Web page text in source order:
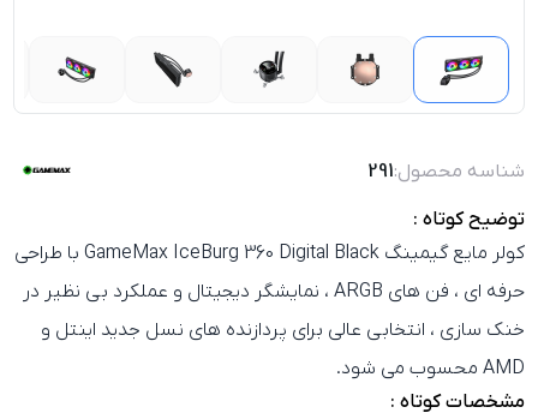
شناسه محصول:291
توضیح کوتاه :
کولر مایع گیمینگ GameMax IceBurg 360 Digital Black با طراحی
حرفه‌ ای ، فن‌ های ARGB ، نمایشگر دیجیتال و عملکرد بی‌ نظیر در
خنک‌ سازی ، انتخابی عالی برای پردازنده‌ های نسل جدید اینتل و
AMD محسوب می‌ شود.
مشخصات کوتاه :